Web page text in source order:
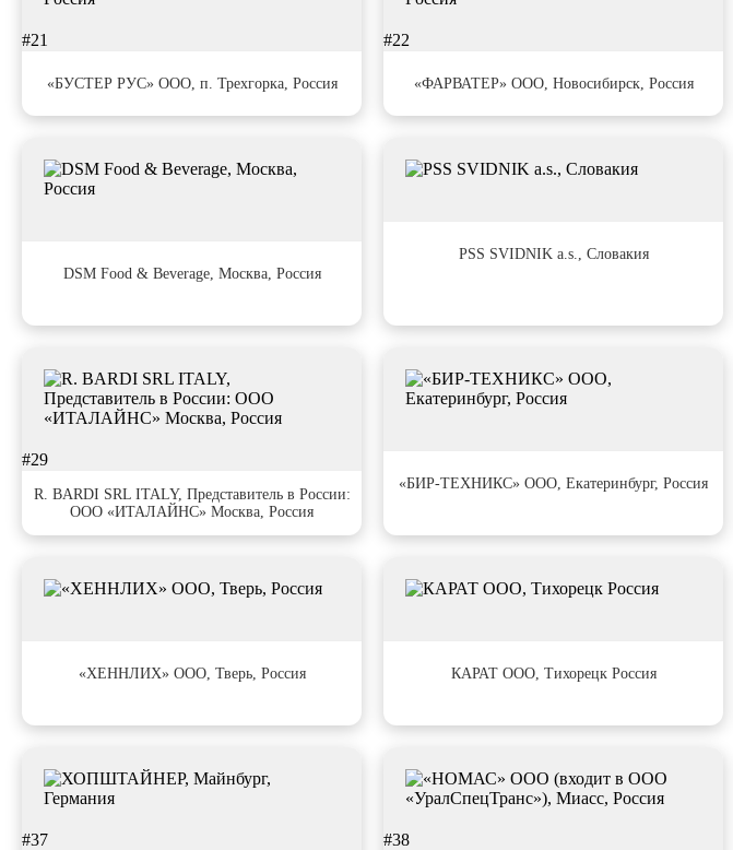
#21
«БУСТЕР РУС» ООО, п. Трехгорка, Россия
#22
«ФАРВАТЕР» ООО, Новосибирск, Россия
DSM Food & Beverage, Москва, Россия
PSS SVIDNIK a.s., Словакия
#29
R. BARDI SRL ITALY, Представитель в России:
ООО «ИТАЛАЙНС» Москва, Россия
«БИР-ТЕХНИКС» ООО, Екатеринбург, Россия
«ХЕННЛИХ» ООО, Тверь, Россия КАРАТ ООО, Тихорецк Россия
#37 #38